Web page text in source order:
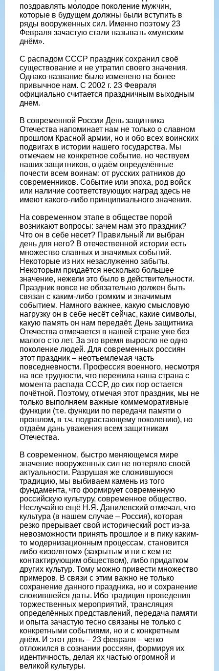
поздравлять молодое поколение мужчин,
которые в будущем должны были вступить в
ряды вооруженных сил. Именно поэтому 23
Февраля зачастую стали называть «мужским
днём».
С распадом СССР праздник сохранил своё
существование и не утратил своего значения.
Однако название было изменено на более
привычное нам. С 2002 г. 23 Февраля
официально считается праздничным выходным
днем.
В современной России День защитника
Отечества напоминает нам не только о славном
прошлом Красной армии, но и обо всех воинских
подвигах в истории нашего государства. Мы
отмечаем не конкретное событие, но чествуем
наших защитников, отдаём определённые
почести всем воинам: от русских ратников до
современников. Событие или эпоха, род войск
или наличие соответствующих наград здесь не
имеют какого-либо принципиального значения.
На современном этапе в обществе порой
возникают вопросы: зачем нам это праздник?
Что он в себе несет? Правильный ли выбран
день для него? В отечественной истории есть
множество славных и значимых событий.
Некоторые из них незаслуженно забыты.
Некоторым придаётся несколько большее
значение, нежели это было в действительности.
Праздник вовсе не обязательно должен быть
связан с каким-либо громким и значимым
событием. Намного важнее, какую смысловую
нагрузку он в себе несёт сейчас, какие символы,
какую память он нам передаёт. День защитника
Отечества отмечается в нашей стране уже без
малого сто лет. За это время выросло не одно
поколение людей. Для современных россиян
этот праздник – неотъемлемая часть
повседневности. Профессия военного, несмотря
на все трудности, что пережила наша страна с
момента распада СССР, до сих пор остается
почётной. Поэтому, отмечая этот праздник, мы не
только выполняем важные коммеморативные
функции (т.е. функции по передачи памяти о
прошлом, в т.ч. подрастающему поколению), но
отдаём дань уважения всем защитникам
Отечества.
В современном, быстро меняющемся мире
значение вооруженных сил не потеряло своей
актуальности. Разрушая же сложившуюся
традицию, мы выбиваем камень из того
фундамента, что формирует современную
российскую культуру, современное общество.
Неслучайно ещё Н.Я. Данилевский отмечал, что
культура (в нашем случае – Россия), которая
резко прерывает свой исторический рост из-за
невозможности принять прошлое и в пику каким-
то модернизационным процессам, становится
либо «изолятом» (закрытым и ни с кем не
контактирующим обществом), либо придатком
других культур. Тому можно привести множество
примеров. В связи с этим важно не только
сохранение данного праздника, но и сохранение
сложившейся даты. Ибо традиция проведения
торжественных мероприятий, трансляция
определённых представлений, передача памяти
и опыта зачастую тесно связаны не только с
конкретными событиями, но и с конкретным
днём. И этот день – 23 февраля – четко
отложился в сознании россиян, формируя их
идентичность, делая их частью огромной и
великой культуры.